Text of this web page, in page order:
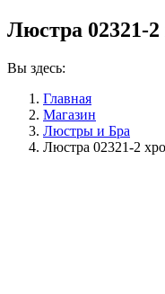
Люстра 02321-
Вы здесь:
Главная
Магазин
Люстры и Бра
Люстра 02321-2